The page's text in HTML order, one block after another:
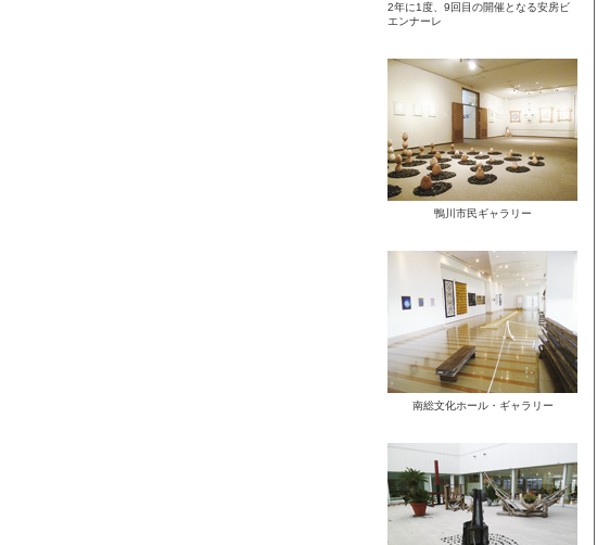
2年に1度、9回目の開催となる安房ビ
エンナーレ
鴨川市民ギャラリー
南総文化ホール・ギャラリー